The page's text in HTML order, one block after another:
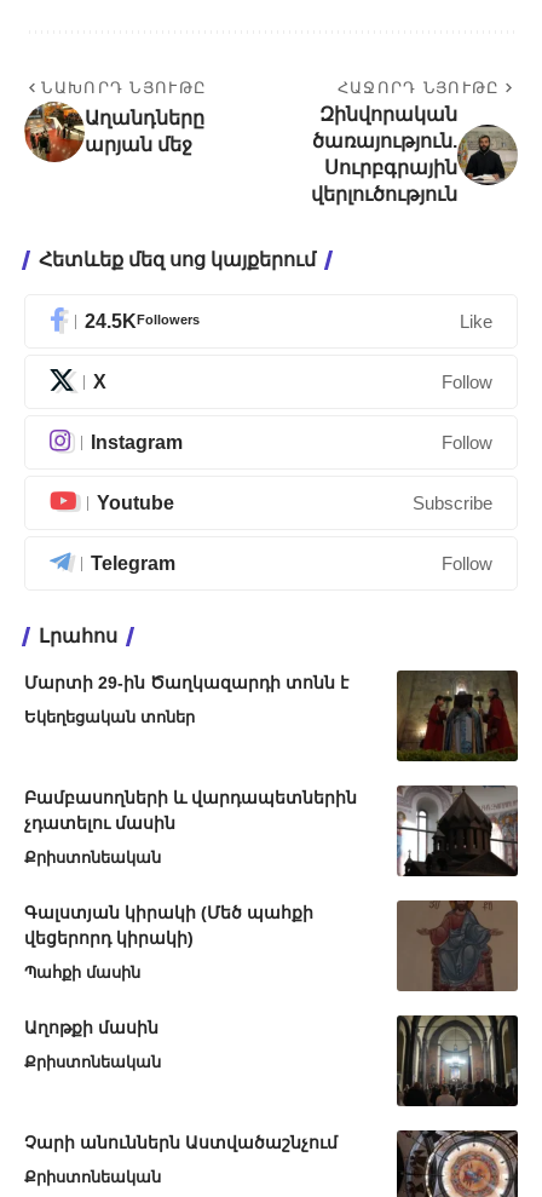
ՆԱԽՈՐԴ ՆՅՈՒԹԸ
Աղանդները
արյան մեջ
ՀԱՋՈՐԴ ՆՅՈՒԹԸ
Զինվորական
ծառայություն.
Սուրբգրային
վերլուծություն
Հետևեք մեզ սոց կայքերում
24.5KFollowers Like
X Follow
Instagram Follow
Youtube Subscribe
Telegram Follow
Լրահոս
Մարտի 29-ին Ծաղկազարդի տոնն է
Եկեղեցական տոներ
Բամբասողների և վարդապետներին
չդատելու մասին
Քրիստոնեական
Գալստյան կիրակի (Մեծ պահքի
վեցերորդ կիրակի)
Պահքի մասին
Աղոթքի մասին
Քրիստոնեական
Չարի անուններն Աստվածաշնչում
Քրիստոնեական